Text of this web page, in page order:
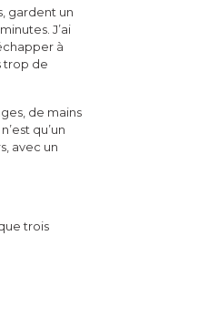
gardent un
J’ai
à
trop de
de mains
qu’un
avec un
trois